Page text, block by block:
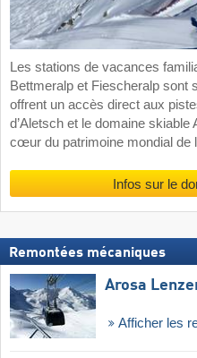
Les stations de vacances
Bettmeralp et Fiescheralp sont
offrent un accès direct aux
d’Aletsch et le domaine
cœur du patrimoine mondial de
Infos sur le
Remontées mécaniques
Arosa
Afficher les